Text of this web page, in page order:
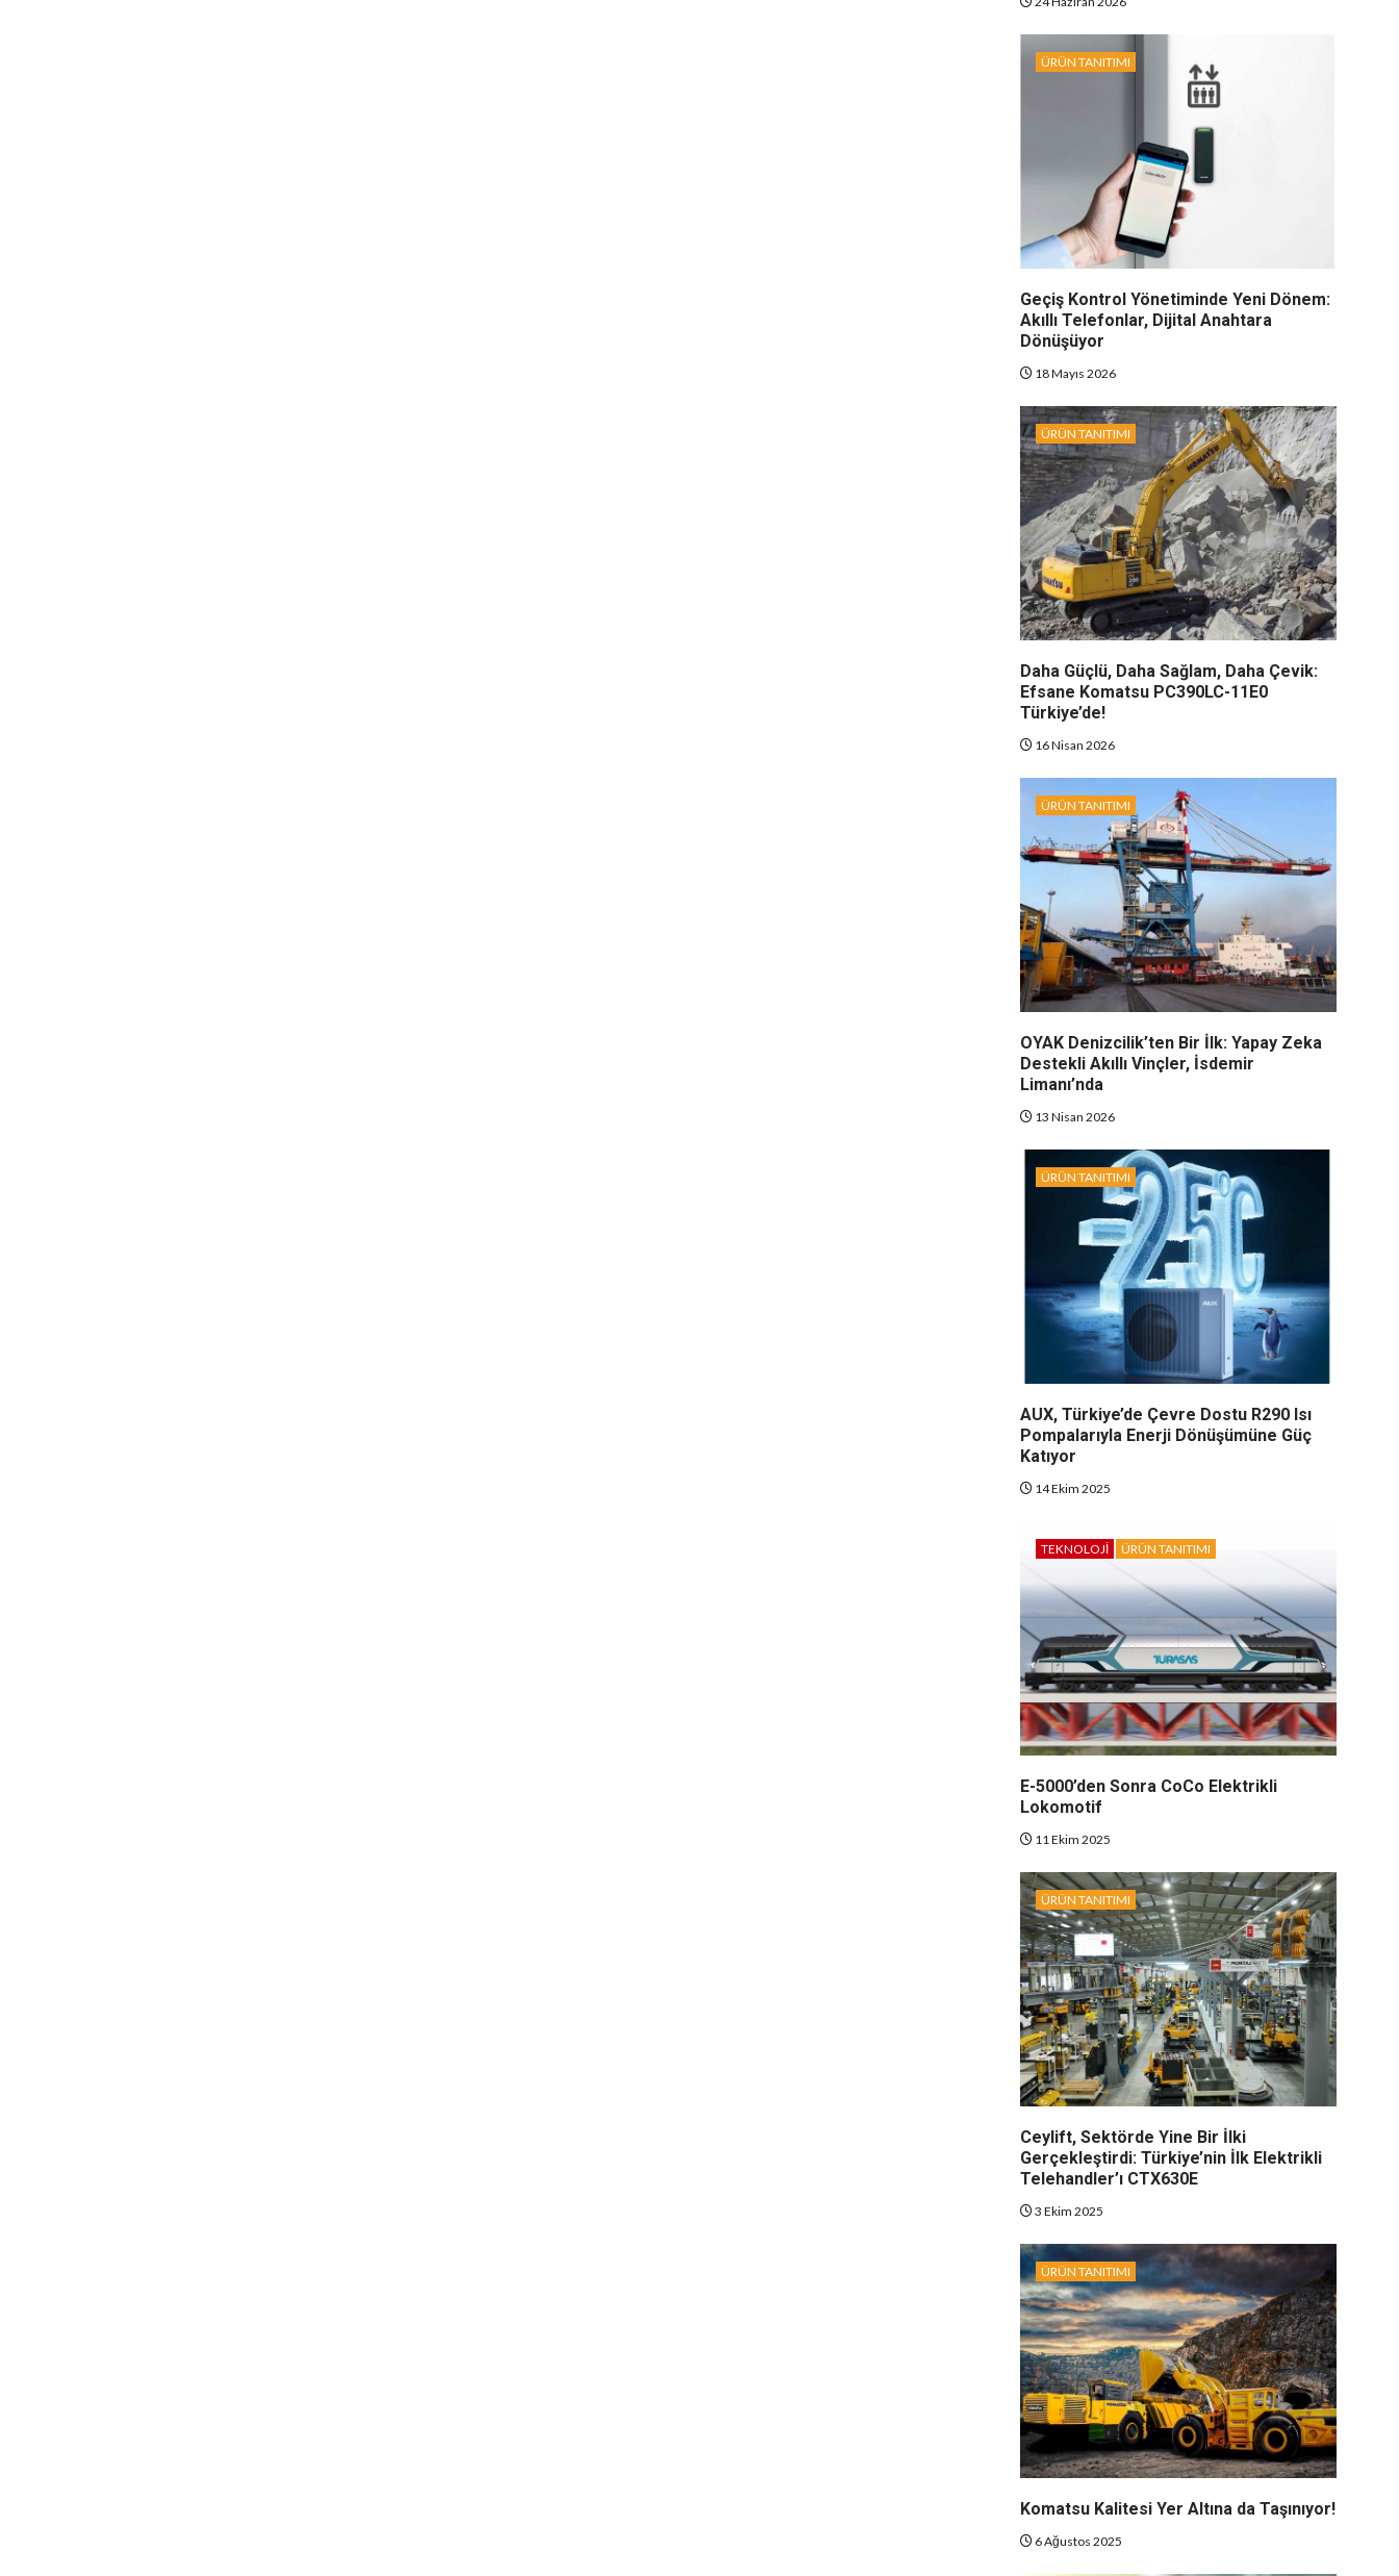
ÜRÜN TANITIMI
Geçiş Kontrol Yönetiminde Yeni Dönem:
Akıllı Telefonlar, Dijital Anahtara
Dönüşüyor
18 Mayıs 2026
ÜRÜN TANITIMI
Daha Güçlü, Daha Sağlam, Daha Çevik:
Efsane Komatsu PC390LC-11E0
Türkiye’de!
16 Nisan 2026
ÜRÜN TANITIMI
OYAK Denizcilik’ten Bir İlk: Yapay Zeka
Destekli Akıllı Vinçler, İsdemir
Limanı’nda
13 Nisan 2026
ÜRÜN TANITIMI
AUX, Türkiye’de Çevre Dostu R290 Isı
Pompalarıyla Enerji Dönüşümüne Güç
Katıyor
14 Ekim 2025
TEKNOLOJI ÜRÜN TANITIMI
E-5000’den Sonra CoCo Elektrikli
Lokomotif
11 Ekim 2025
ÜRÜN TANITIMI
Ceylift, Sektörde Yine Bir İlki
Gerçekleştirdi: Türkiye’nin İlk Elektrikli
Telehandler’ı CTX630E
3 Ekim 2025
ÜRÜN TANITIMI
Komatsu Kalitesi Yer Altına da Taşınıyor!
6 Ağustos 2025